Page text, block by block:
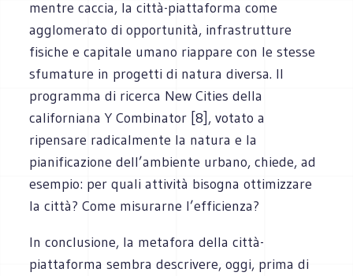
mentre caccia, la città-piattaforma come
agglomerato di opportunità, infrastrutture
fisiche e capitale umano riappare con le stesse
sfumature in progetti di natura diversa. Il
programma di ricerca New Cities della
californiana Y Combinator [8], votato a
ripensare radicalmente la natura e la
pianificazione dell’ambiente urbano, chiede, ad
esempio: per quali attività bisogna ottimizzare
la città? Come misurarne l’efficienza?
In conclusione, la metafora della città-
piattaforma sembra descrivere, oggi, prima di